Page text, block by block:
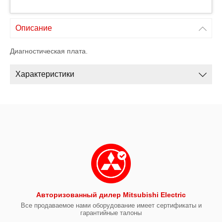
Описание
Диагностическая плата.
Характеристики
Авторизованный дилер Mitsubishi Electric
Все продаваемое нами оборудование имеет сертификаты и
гарантийные талоны